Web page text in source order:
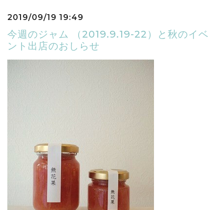
2019/09/19 19:49
今週のジャム （2019.9.19-22）と秋のイベ
ント出店のおしらせ